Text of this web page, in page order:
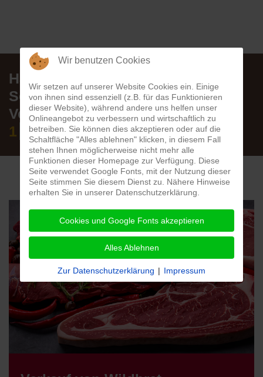
Hanfpresskuchen
5,00 Euro
Sonnenblumenkerne als
Vogelfutter
1 kg für
1,50 Euro
Wir benutzen Cookies
Wir setzen auf unserer Website Cookies ein. Einige
von ihnen sind essenziell (z.B. für das Funktionieren
dieser Website), während andere uns helfen unser
Onlineangebot zu verbessern und wirtschaftlich zu
betreiben. Sie können dies akzeptieren oder auf die
Schaltfläche "Alles ablehnen" klicken, in diesem Fall
stehen Ihnen möglicherweise nicht mehr alle
Funktionen dieser Homepage zur Verfügung. Diese
Seite verwendet Google Fonts, mit der Nutzung dieser
Seite stimmen Sie diesem Dienst zu. Nähere Hinweise
erhalten Sie in unserer Datenschutzerklärung.
Cookies und Google Fonts akzeptieren
Alles Ablehnen
Zur Datenschutzerklärung | Impressum